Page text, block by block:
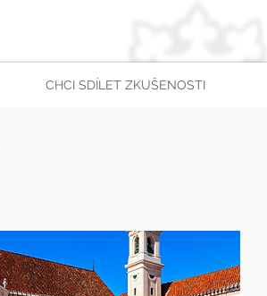
CHCI SDÍLET ZKUŠENOSTI